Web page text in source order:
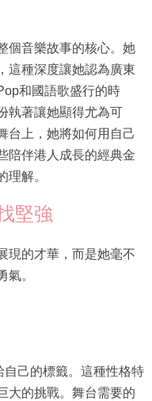
個音樂故事的核心。她
這種深度讓她認為廣東
和國語歌盛行的時
執著讓她顯得尤為可
台上，她將如何用自己
陪伴港人成長的經典金
理解。
堅強
現的才華，而是她毫不
。
自己的標籤。這種性格特
大的挑戰。舞台需要的